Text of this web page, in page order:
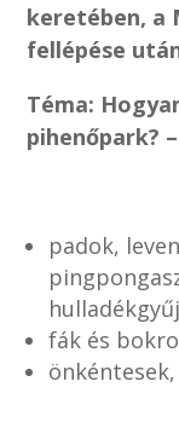
keretében, a
fellépése
Téma:
pihenőpark?
padok,
fák és